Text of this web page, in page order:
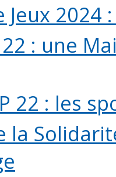
Jeux 2024
22 : une
22 : les
la